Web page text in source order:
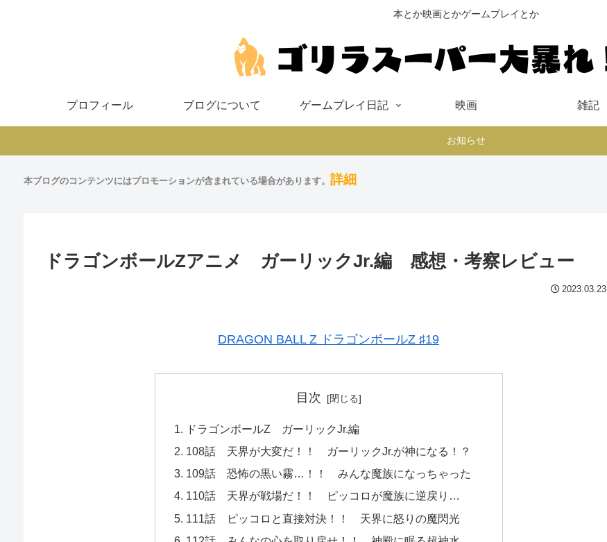
本とか映画とかゲームプレイとか
プロフィール ブログについて ゲームプレイ日記 映画 雑記
お知らせ
本ブログのコンテンツにはプロモーションが含まれている場合があります。 詳細
ドラゴンボールZアニメ ガーリックJr.編 感想・考察レビュー
2023.03.23
DRAGON BALL Z ドラゴンボールZ ♯19
目次
ドラゴンボールZ ガーリックJr.編
108話 天界が大変だ！！ ガーリックJr.が神になる！？
109話 恐怖の黒い霧…！！ みんな魔族になっちゃった
110話 天界が戦場だ！！ ピッコロが魔族に逆戻り…
111話 ピッコロと直接対決！！ 天界に怒りの魔閃光